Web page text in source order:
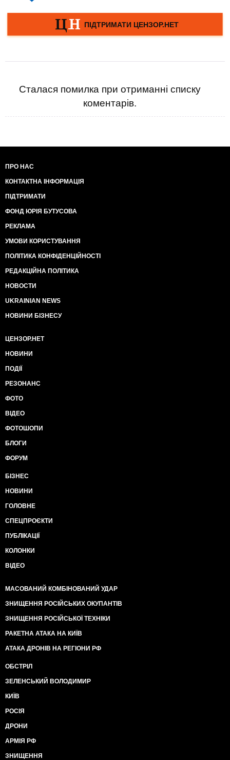
Сталася помилка при отриманні списку
коментарів.
ПРО НАС
КОНТАКТНА ІНФОРМАЦІЯ
ПІДТРИМАТИ
ФОНД ЮРІЯ БУТУСОВА
РЕКЛАМА
УМОВИ КОРИСТУВАННЯ
ПОЛІТИКА КОНФІДЕНЦІЙНОСТІ
РЕДАКЦІЙНА ПОЛІТИКА
НОВОСТИ
UKRAINIAN NEWS
НОВИНИ БІЗНЕСУ
ЦЕНЗОР.НЕТ
НОВИНИ
ПОДІЇ
РЕЗОНАНС
ФОТО
ВІДЕО
ФОТОШОПИ
БЛОГИ
ФОРУМ
БІЗНЕС
НОВИНИ
ГОЛОВНЕ
СПЕЦПРОЄКТИ
ПУБЛІКАЦІЇ
КОЛОНКИ
ВІДЕО
МАСОВАНИЙ КОМБІНОВАНИЙ УДАР
ЗНИЩЕННЯ РОСІЙСЬКИХ ОКУПАНТІВ
ЗНИЩЕННЯ РОСІЙСЬКОЇ ТЕХНІКИ
РАКЕТНА АТАКА НА КИЇВ
АТАКА ДРОНІВ НА РЕГІОНИ РФ
ОБСТРІЛ
ЗЕЛЕНСЬКИЙ ВОЛОДИМИР
КИЇВ
РОСІЯ
ДРОНИ
АРМІЯ РФ
ЗНИЩЕННЯ